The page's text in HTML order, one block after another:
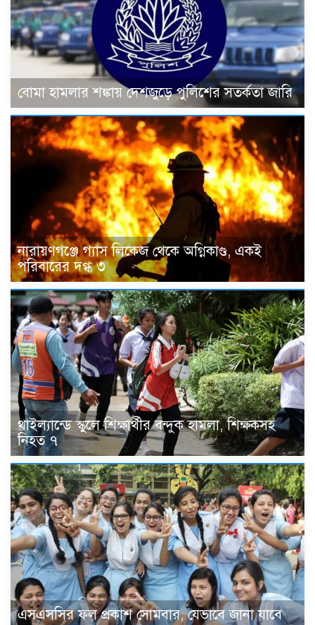
বোমা হামলার শঙ্কায় দেশজুড়ে পুলিশের সতর্কতা জারি
নারায়ণগঞ্জে গ্যাস লিকেজ থেকে অগ্নিকাণ্ড, একই
পরিবারের দগ্ধ ৩
থাইল্যান্ডে স্কুলে শিক্ষার্থীর বন্দুক হামলা, শিক্ষকসহ
নিহত ৭
এসএসসির ফল প্রকাশ সোমবার, যেভাবে জানা যাবে